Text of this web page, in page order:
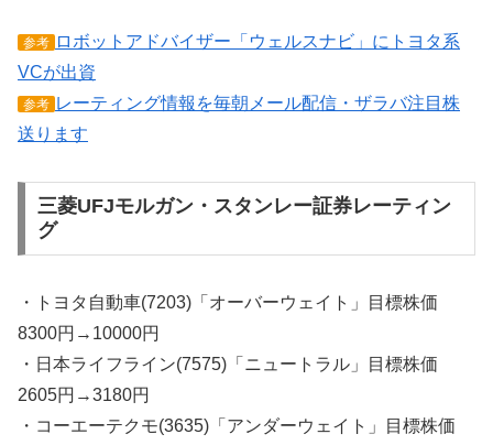
参考 ロボットアドバイザー「ウェルスナビ」にトヨタ系
VCが出資
参考 レーティング情報を毎朝メール配信・ザラバ注目株
送ります
三菱UFJモルガン・スタンレー証券レーティン
グ
・トヨタ自動車(7203)「オーバーウェイト」目標株価
8300円→10000円
・日本ライフライン(7575)「ニュートラル」目標株価
2605円→3180円
・コーエーテクモ(3635)「アンダーウェイト」目標株価